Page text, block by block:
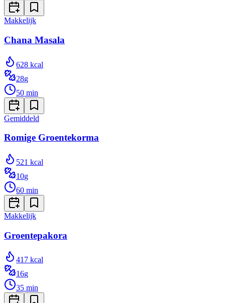
Makkelijk
Chana Masala
628 kcal
28g
50 min
Gemiddeld
Romige Groentekorma
521 kcal
10g
60 min
Makkelijk
Groentepakora
417 kcal
16g
35 min